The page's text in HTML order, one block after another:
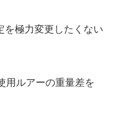
を極力変更したくない
用ルアーの重量差を